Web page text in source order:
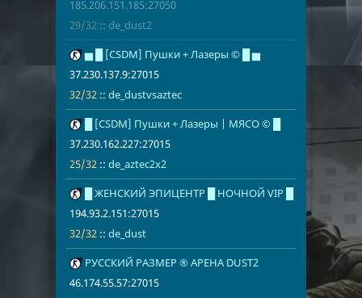
185.206.151.185:27050
29/32 :: de_dust2
15 ▅ █ [CSDM] Пушки + Лазеры © █ ▅
37.230.137.9:27015
32/32 :: de_dustvsaztec
16
█ [CSDM] Пушки + Лазеры | МЯСО © █
37.230.162.227:27015
25/32 :: de_aztec2x2
17
█ ЖЕНСКИЙ ЭПИЦЕНТР █ НОЧНОЙ VIP █
194.93.2.151:27015
32/32 :: de_dust
18 РУССКИЙ РАЗМЕР ® АРЕНА DUST2
46.174.55.57:27015
de_dust2